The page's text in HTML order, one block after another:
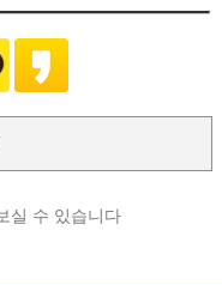
실 수 있습니다